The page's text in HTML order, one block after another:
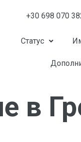
+30 698 070
Статус
в